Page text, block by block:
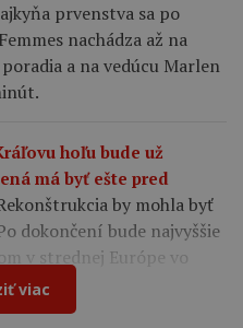
prvenstva sa po
nachádza až na
a na vedúcu Marlen
hoľu bude už
má byť ešte pred
by mohla byť
dokončení bude najvyššie
v strednej Európe vo
viac